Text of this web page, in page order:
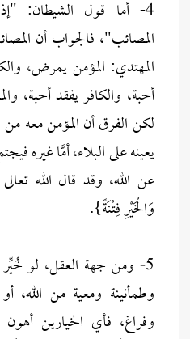
4- أما قول الشيطان:
المصائب"، فالجواب أن
المهتدي: المؤمن يمرض،
أحبة، والكافر يفقد أحبة،
لكن الفرق أن المؤمن معه من
يعينه على البلاء، أمَّا غيره
عن الله، وقد قال الله
وَالْخَيْرِ فِتْنَةً}.
5- ومن جهة العقل، لو خُيِّر
وطمأنينة ومعية من
وفراغ، فأي الخيارين